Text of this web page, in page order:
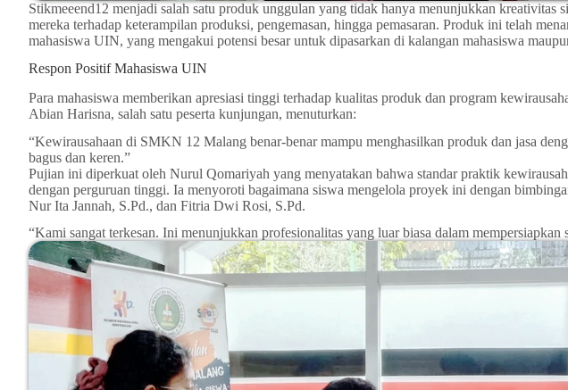
Stikmeeend12 menjadi salah satu produk unggulan yang tidak hanya menunjukkan kreativitas
mereka terhadap keterampilan produksi, pengemasan, hingga pemasaran. Produk ini telah
mahasiswa UIN, yang mengakui potensi besar untuk dipasarkan di kalangan mahasiswa
Respon Positif Mahasiswa UIN
Para mahasiswa memberikan apresiasi tinggi terhadap kualitas produk dan program
Abian Harisna, salah satu peserta kunjungan, menuturkan:
“Kewirausahaan di SMKN 12 Malang benar-benar mampu menghasilkan produk dan jasa
bagus dan keren.”
Pujian ini diperkuat oleh Nurul Qomariyah yang menyatakan bahwa standar praktik
dengan perguruan tinggi. Ia menyoroti bagaimana siswa mengelola proyek ini dengan
Nur Ita Jannah, S.Pd., dan Fitria Dwi Rosi, S.Pd.
“Kami sangat terkesan. Ini menunjukkan profesionalitas yang luar biasa dalam mempersiapkan